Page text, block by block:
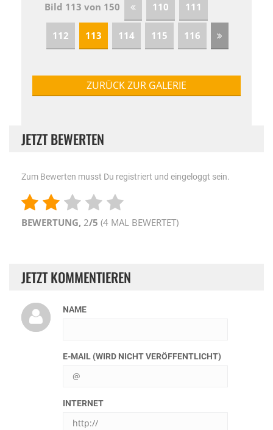
Bild 113 von 150 110 111
112 113 114 115 116
ZURÜCK ZUR GALERIE
JETZT BEWERTEN
Zum Bewerten musst Du registriert und eingeloggt sein.
BEWERTUNG, 2/5 (4 MAL BEWERTET)
JETZT KOMMENTIEREN
NAME
E-MAIL (WIRD NICHT VERÖFFENTLICHT)
INTERNET